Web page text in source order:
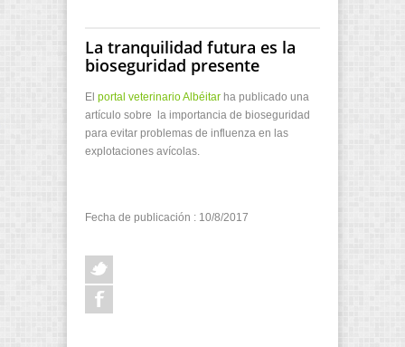
La tranquilidad futura es la
bioseguridad presente
El portal veterinario Albéitar ha publicado una
artículo sobre la importancia de bioseguridad
para evitar problemas de influenza en las
explotaciones avícolas.
Fecha de publicación : 10/8/2017